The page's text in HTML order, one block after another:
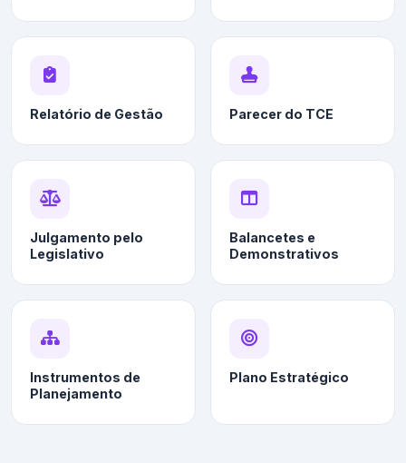
Relatório de Gestão Parecer do TCE
Julgamento pelo
Legislativo
Balancetes e
Demonstrativos
Instrumentos de
Planejamento
Plano Estratégico